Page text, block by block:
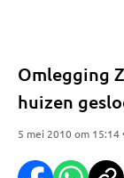
Omlegging
huizen
5 mei 2010 om 15:14